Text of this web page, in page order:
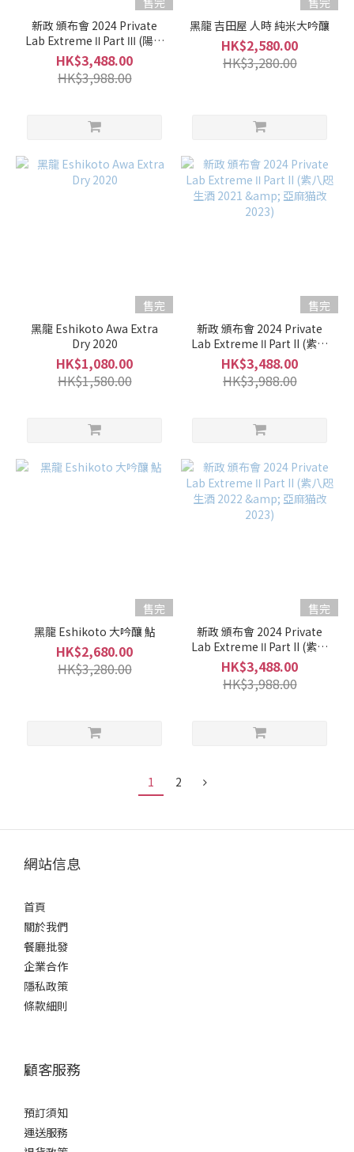
新政 頒布會 2024 Private
Lab Extreme Ⅱ Part Ⅲ (陽乃
鳥 Sparkling 2023 & 涅槃龜
生酒 2023)
HK$3,488.00
HK$3,988.00
黑龍 吉田屋 人時 純米大吟釀
HK$2,580.00
HK$3,280.00
售完
黑龍 Eshikoto Awa Extra
Dry 2020
HK$1,080.00
HK$1,580.00
售完
新政 頒布會 2024 Private
Lab Extreme Ⅱ Part II (紫八
咫生酒 2021 & 亞麻猫改
2023)
HK$3,488.00
HK$3,988.00
售完
黑龍 Eshikoto 大吟釀 鮎
HK$2,680.00
HK$3,280.00
售完
新政 頒布會 2024 Private
Lab Extreme Ⅱ Part II (紫八
咫生酒 2022 & 亞麻猫改
2023)
HK$3,488.00
HK$3,988.00
1 2
網站信息
首頁
關於我們
餐廳批發
企業合作
隱私政策
條款細則
顧客服務
預訂須知
運送服務